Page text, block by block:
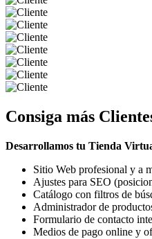
Consiga más
Desarrollamos tu Tienda
Sitio Web profesional y a
Ajustes para SEO
Catálogo con filtros de
Administrador de
Formulario de contacto
Medios de pago online y